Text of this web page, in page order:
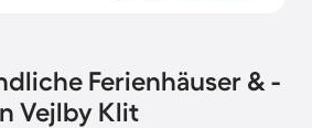
Ferienhäuser & -
Vejlby Klit